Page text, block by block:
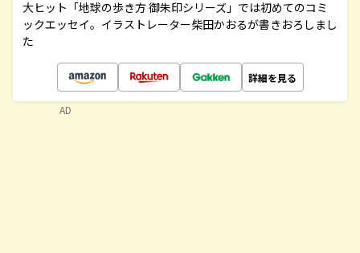
大ヒット「地球の歩き方 御朱印シリーズ」では初めてのコミ
ックエッセイ。イラストレーター柴田かおるが書きおろしまし
た
詳細を見る
AD